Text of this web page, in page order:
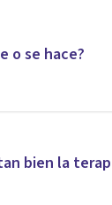
o se hace?
bien la